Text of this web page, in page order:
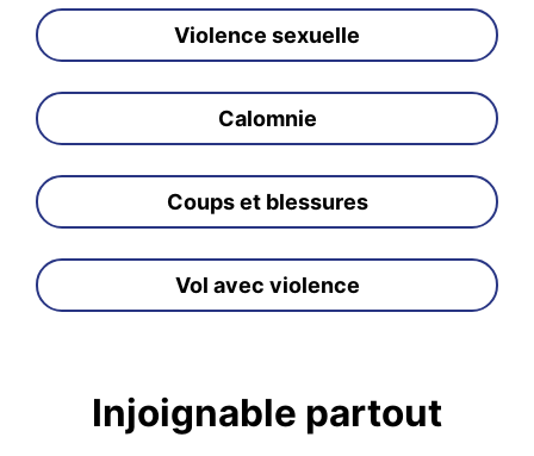
Violence sexuelle
Calomnie
Coups et blessures
Vol avec violence
Injoignable partout